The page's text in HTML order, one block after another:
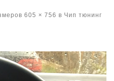
605 × 756 в Чип тюнинг